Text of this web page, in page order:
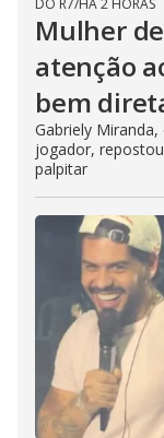
DO R7/HÁ 2 HORAS
Mulher
atenção
bem
Gabriely
jogador,
palpitar